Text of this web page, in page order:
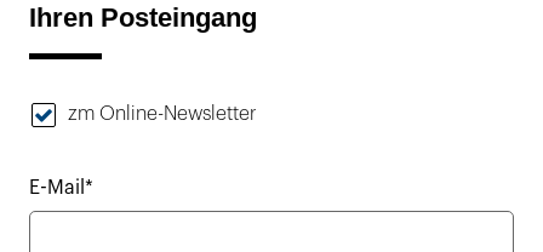
Ihren Posteingang
zm Online-Newsletter
E-Mail*